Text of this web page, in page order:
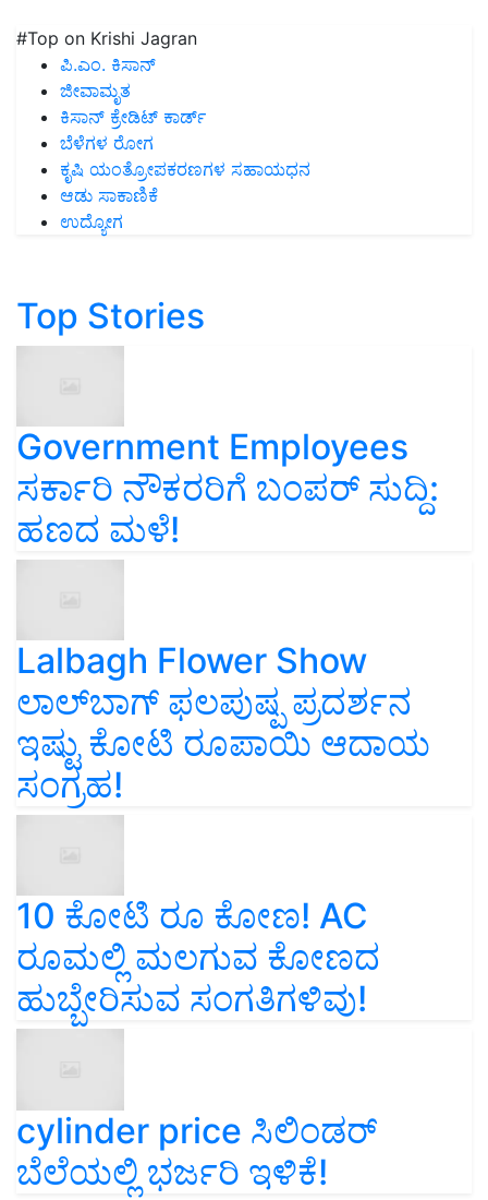
#Top on Krishi Jagran
ಪಿ.ಎಂ. ಕಿಸಾನ್
ಜೀವಾಮೃತ
ಕಿಸಾನ್ ಕ್ರೇಡಿಟ್ ಕಾರ್ಡ್
ಬೆಳೆಗಳ ರೋಗ
ಕೃಷಿ ಯಂತ್ರೋಪಕರಣಗಳ ಸಹಾಯಧನ
ಆಡು ಸಾಕಾಣಿಕೆ
ಉದ್ಯೋಗ
Top Stories
Government Employees
ಸರ್ಕಾರಿ ನೌಕರರಿಗೆ ಬಂಪರ್‌ ಸುದ್ದಿ:
ಹಣದ ಮಳೆ!
Lalbagh Flower Show
ಲಾಲ್‌ಬಾಗ್ ಫಲಪುಷ್ಪ ಪ್ರದರ್ಶನ
ಇಷ್ಟು ಕೋಟಿ ರೂಪಾಯಿ ಆದಾಯ
ಸಂಗ್ರಹ!
10 ಕೋಟಿ ರೂ ಕೋಣ! AC
ರೂಮಲ್ಲಿ ಮಲಗುವ ಕೋಣದ
ಹುಬ್ಬೇರಿಸುವ ಸಂಗತಿಗಳಿವು!
cylinder price ಸಿಲಿಂಡರ್‌
ಬೆಲೆಯಲ್ಲಿ ಭರ್ಜರಿ ಇಳಿಕೆ!